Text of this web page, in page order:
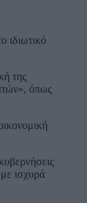
ιδιωτικό
της
όπως
ισχυρά